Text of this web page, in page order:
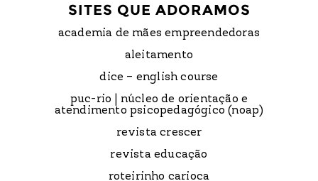
SITES QUE ADORAMOS
academia de mães empreendedoras
aleitamento
dice – english course
puc-rio | núcleo de orientação e
atendimento psicopedagógico (noap)
revista crescer
revista educação
roteirinho carioca